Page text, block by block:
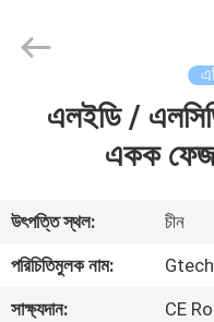
আমাদের
সম্বন্ধে
POWER
GROUP.
এলইডি /
একক ফেজ
উৎপত্তি স্থল:
চীন
পরিচিতিমুলক নাম:
Gtech
সাক্ষ্যদান:
CE